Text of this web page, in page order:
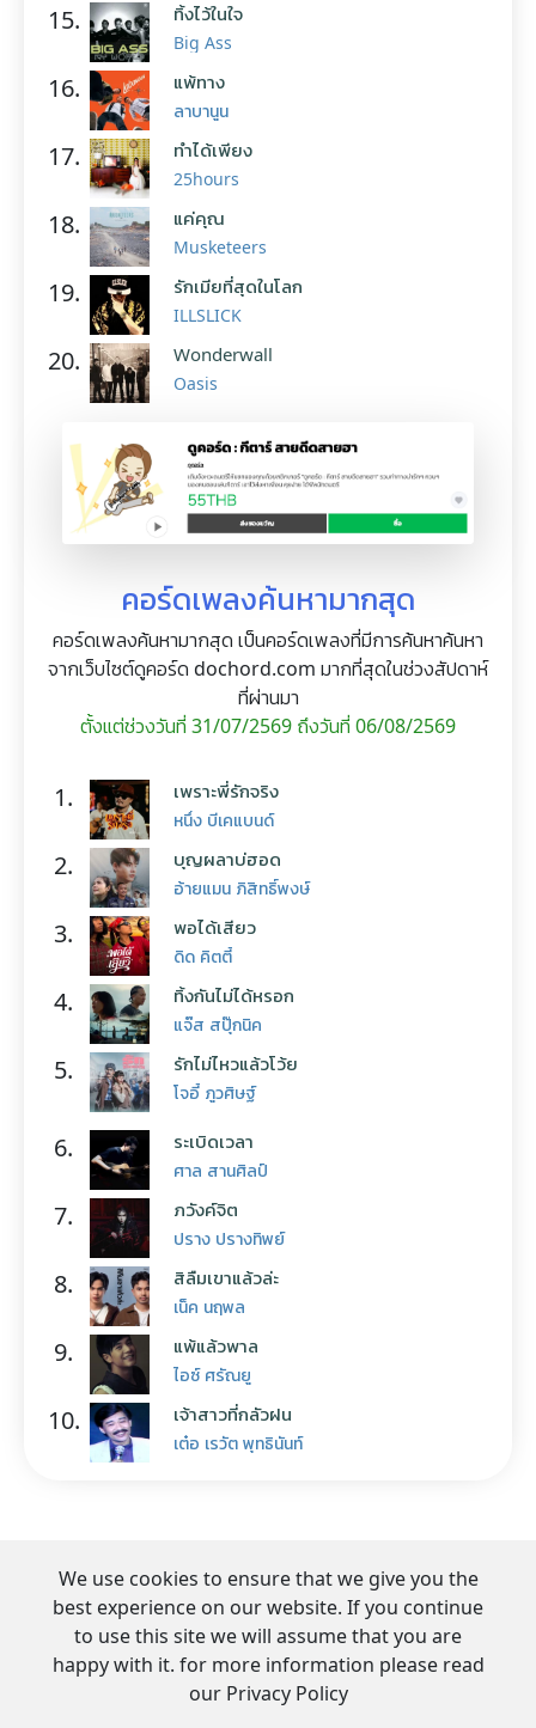
15. ทิ้งไว้ในใจ
Big Ass
16. แพ้ทาง
ลาบานูน
17. ทำได้เพียง
25hours
18. แค่คุณ
Musketeers
19. รักเมียที่สุดในโลก
ILLSLICK
20. Wonderwall
Oasis
คอร์ดเพลงค้นหามากสุด
คอร์ดเพลงค้นหามากสุด เป็นคอร์ดเพลงที่มีการค้นหาค้นหา
จากเว็บไซต์ดูคอร์ด dochord.com มากที่สุดในช่วงสัปดาห์
ที่ผ่านมา
ตั้งแต่ช่วงวันที่ 31/07/2569 ถึงวันที่ 06/08/2569
1. เพราะพี่รักจริง
หนึ่ง บีเคแบนด์
2. บุญผลาบ่ฮอด
อ้ายแมน ภิสิทธิ์พงษ์
3. พอได้เสียว
ดิด คิตตี้
4. ทิ้งกันไม่ได้หรอก
แจ๊ส สปุ๊กนิค
5. รักไม่ไหวแล้วโว้ย
โจอี้ ภูวศิษฐ์
6. ระเบิดเวลา
ศาล สานศิลป์
7. ภวังค์จิต
ปราง ปรางทิพย์
8. สิลืมเขาแล้วล่ะ
เน็ค นฤพล
9. แพ้แล้วพาล
ไอซ์ ศรัณยู
10. เจ้าสาวที่กลัวฝน
เต๋อ เรวัต พุทธินันท์
We use cookies to ensure that we give you the
best experience on our website. If you continue
to use this site we will assume that you are
happy with it. for more information please read
our Privacy Policy